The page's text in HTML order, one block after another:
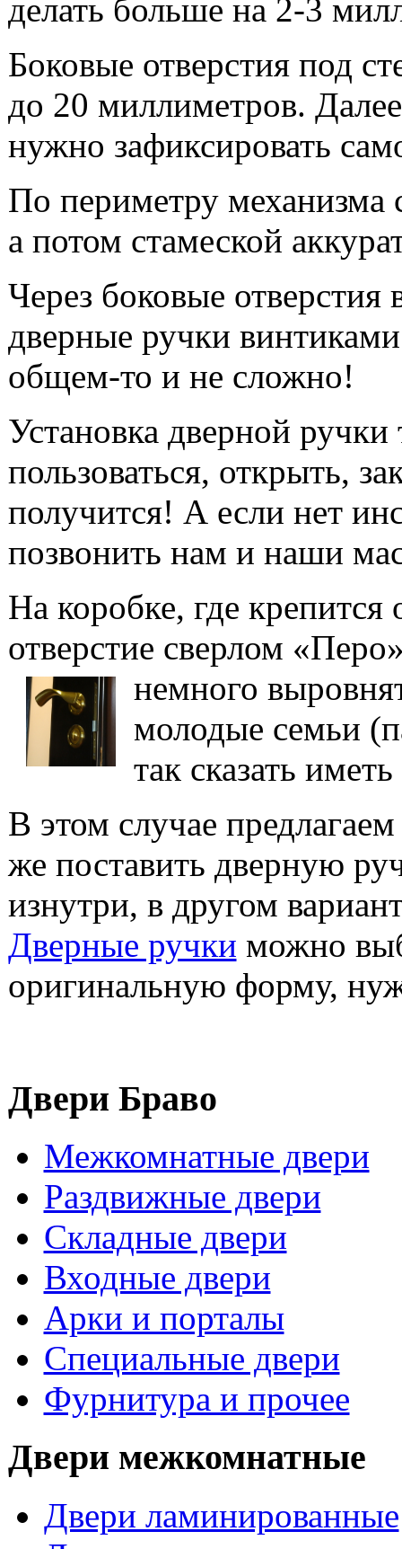
делать больше на 2-3
Боковые отверстия под
до 20 миллиметров.
нужно зафиксировать
По периметру механизма
а потом стамеской
Через боковые отверстия
дверные ручки
общем-то и не сложно!
Установка дверной ручки
пользоваться, открыть,
получится! А если нет
позвонить нам и наши
На коробке, где крепится
отверстие сверлом
немного
молодые семьи
так сказать
В этом случае
же поставить дверную
изнутри, в другом
Дверные ручки можно
оригинальную форму,
Двери Браво
Межкомнатные двери
Раздвижные двери
Складные двери
Входные двери
Арки и порталы
Специальные двери
Фурнитура и прочее
Двери межкомнатные
Двери ламинированные